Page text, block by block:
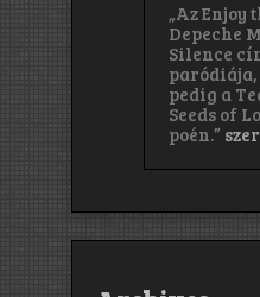
„Az Enjoy
Depeche
Silence
paródiája,
pedig a
Seeds of
poén.”